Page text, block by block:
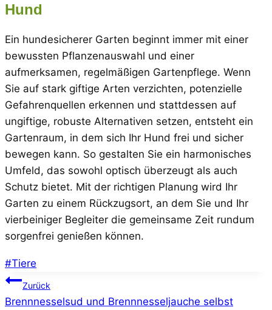
Hund
Ein hundesicherer Garten beginnt immer mit einer
bewussten Pflanzenauswahl und einer
aufmerksamen, regelmäßigen Gartenpflege. Wenn
Sie auf stark giftige Arten verzichten, potenzielle
Gefahrenquellen erkennen und stattdessen auf
ungiftige, robuste Alternativen setzen, entsteht ein
Gartenraum, in dem sich Ihr Hund frei und sicher
bewegen kann. So gestalten Sie ein harmonisches
Umfeld, das sowohl optisch überzeugt als auch
Schutz bietet. Mit der richtigen Planung wird Ihr
Garten zu einem Rückzugsort, an dem Sie und Ihr
vierbeiniger Begleiter die gemeinsame Zeit rundum
sorgenfrei genießen können.
Schlagworte:
#Tiere
Beitragsnavigation
Zurück
Brennnesselsud und Brennnesseljauche selbst